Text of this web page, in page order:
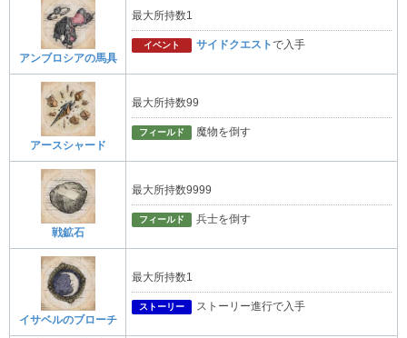
アンブロシアの馬具
最大所持数1
イベント サイドクエストで入手
アースシャード
最大所持数99
フィールド 魔物を倒す
戦鉱石
最大所持数9999
フィールド 兵士を倒す
イサベルのブローチ
最大所持数1
ストーリー ストーリー進行で入手